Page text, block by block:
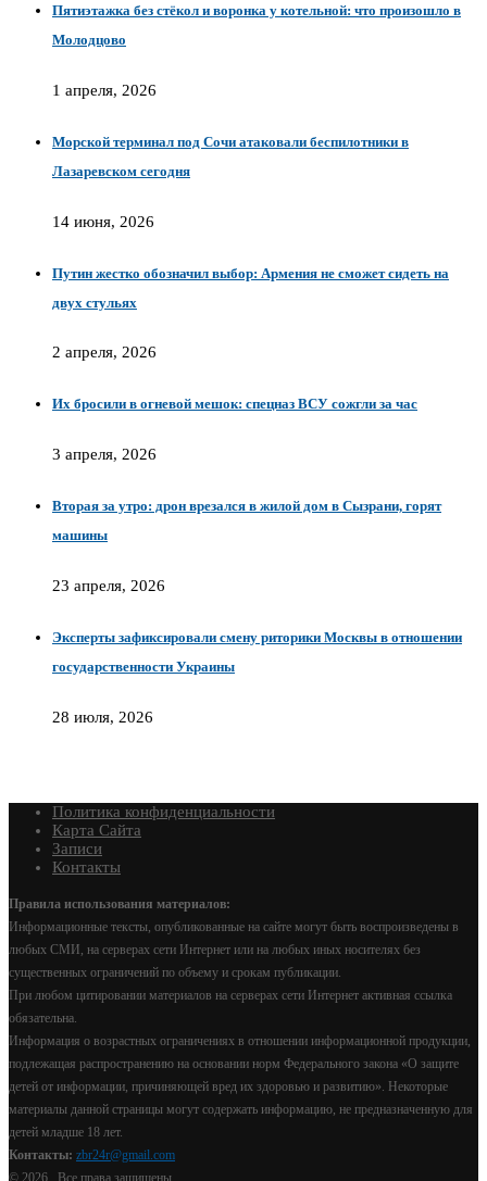
Пятиэтажка без стёкол и воронка у котельной: что произошло в
Молодцово
1 апреля, 2026
Морской терминал под Сочи атаковали беспилотники в
Лазаревском сегодня
14 июня, 2026
Путин жестко обозначил выбор: Армения не сможет сидеть на
двух стульях
2 апреля, 2026
Их бросили в огневой мешок: спецназ ВСУ сожгли за час
3 апреля, 2026
Вторая за утро: дрон врезался в жилой дом в Сызрани, горят
машины
23 апреля, 2026
Эксперты зафиксировали смену риторики Москвы в отношении
государственности Украины
28 июля, 2026
Политика конфиденциальности
Карта Сайта
Записи
Контакты
Правила использования материалов:
Информационные тексты, опубликованные на сайте могут быть воспроизведены в
любых СМИ, на серверах сети Интернет или на любых иных носителях без
существенных ограничений по объему и срокам публикации.
При любом цитировании материалов на серверах сети Интернет активная ссылка
обязательна.
Информация о возрастных ограничениях в отношении информационной продукции,
подлежащая распространению на основании норм Федерального закона «О защите
детей от информации, причиняющей вред их здоровью и развитию». Некоторые
материалы данной страницы могут содержать информацию, не предназначенную для
детей младше 18 лет.
Контакты: zbr24r@gmail.com
© 2026 . Все права защищены.